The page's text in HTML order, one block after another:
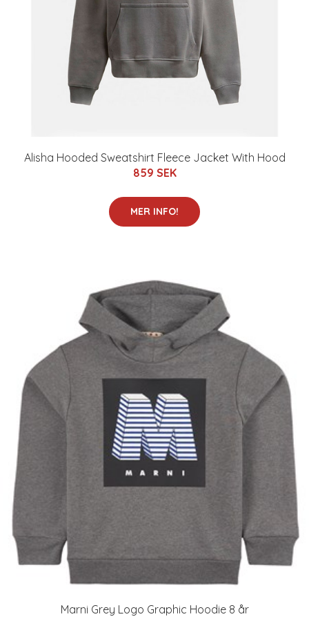
Alisha Hooded Sweatshirt Fleece Jacket With Hood
859 SEK
MER INFO!
Marni Grey Logo Graphic Hoodie 8 år